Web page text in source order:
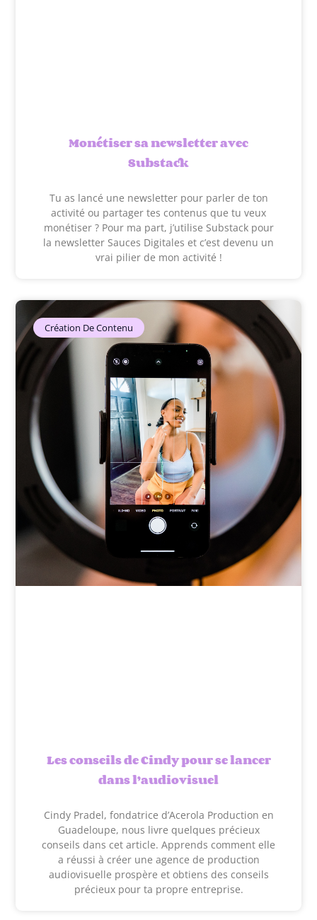
Monétiser sa newsletter avec
Substack
Tu as lancé une newsletter pour parler de ton
activité ou partager tes contenus que tu veux
monétiser ? Pour ma part, j’utilise Substack pour
la newsletter Sauces Digitales et c’est devenu un
vrai pilier de mon activité !
Création De Contenu
Les conseils de Cindy pour se lancer
dans l’audiovisuel
Cindy Pradel, fondatrice d’Acerola Production en
Guadeloupe, nous livre quelques précieux
conseils dans cet article. Apprends comment elle
a réussi à créer une agence de production
audiovisuelle prospère et obtiens des conseils
précieux pour ta propre entreprise.